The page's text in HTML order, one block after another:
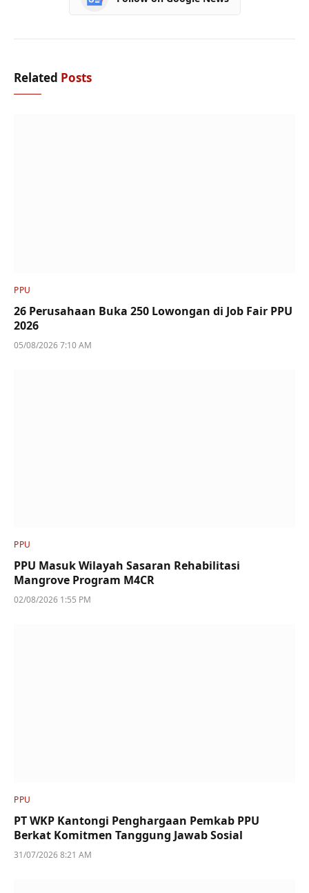
Related Posts
PPU
26 Perusahaan Buka 250 Lowongan di Job Fair PPU
2026
05/08/2026 7:10 AM
PPU
PPU Masuk Wilayah Sasaran Rehabilitasi
Mangrove Program M4CR
02/08/2026 1:55 PM
PPU
PT WKP Kantongi Penghargaan Pemkab PPU
Berkat Komitmen Tanggung Jawab Sosial
31/07/2026 8:21 AM